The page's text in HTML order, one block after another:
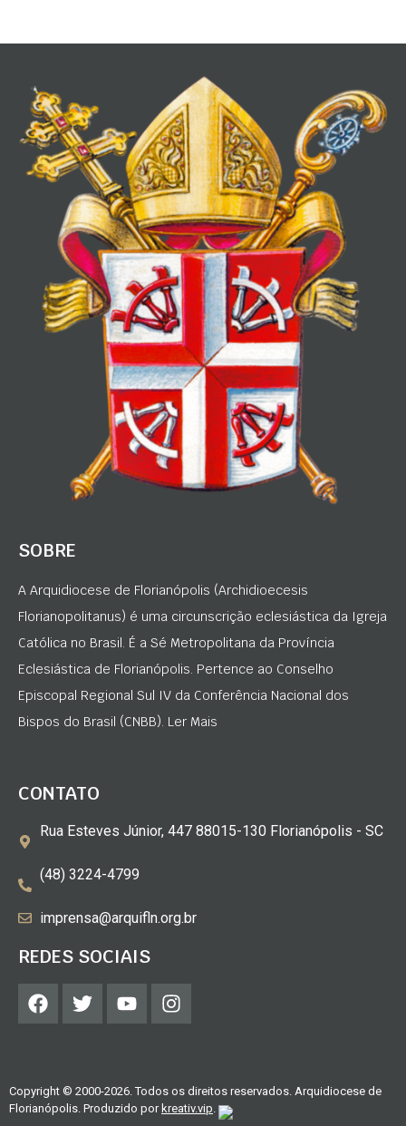
SOBRE
A Arquidiocese de Florianópolis (Archidioecesis
Florianopolitanus) é uma circunscrição eclesiástica da Igreja
Católica no Brasil. É a Sé Metropolitana da Província
Eclesiástica de Florianópolis. Pertence ao Conselho
Episcopal Regional Sul IV da Conferência Nacional dos
Bispos do Brasil (CNBB). Ler Mais
CONTATO
Rua Esteves Júnior, 447 88015-130 Florianópolis - SC
(48) 3224-4799
imprensa@arquifln.org.br
REDES SOCIAIS
Copyright © 2000-2026. Todos os direitos reservados. Arquidiocese de
Florianópolis. Produzido por kreativ.vip